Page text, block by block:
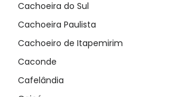
Cachoeira do Sul
Cachoeira Paulista
Cachoeiro de Itapemirim
Caconde
Cafelândia